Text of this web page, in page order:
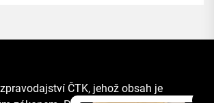
ČTK, jehož obsah je